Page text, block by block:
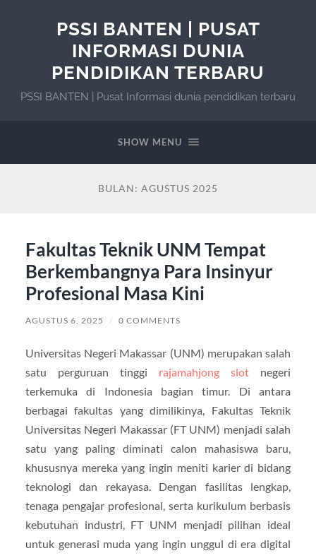
PSSI BANTEN | PUSAT
INFORMASI DUNIA
PENDIDIKAN TERBARU
PSSI BANTEN | Pusat Informasi dunia pendidikan terbaru
SHOW MENU
BULAN: AGUSTUS 2025
Fakultas Teknik UNM Tempat
Berkembangnya Para Insinyur
Profesional Masa Kini
AGUSTUS 6, 2025 / 0 COMMENTS
Universitas Negeri Makassar (UNM) merupakan salah
satu perguruan tinggi rajamahjong slot negeri
terkemuka di Indonesia bagian timur. Di antara
berbagai fakultas yang dimilikinya, Fakultas Teknik
Universitas Negeri Makassar (FT UNM) menjadi salah
satu yang paling diminati calon mahasiswa baru,
khususnya mereka yang ingin meniti karier di bidang
teknologi dan rekayasa. Dengan fasilitas lengkap,
tenaga pengajar profesional, serta kurikulum berbasis
kebutuhan industri, FT UNM menjadi pilihan ideal
untuk generasi muda yang ingin unggul di era digital